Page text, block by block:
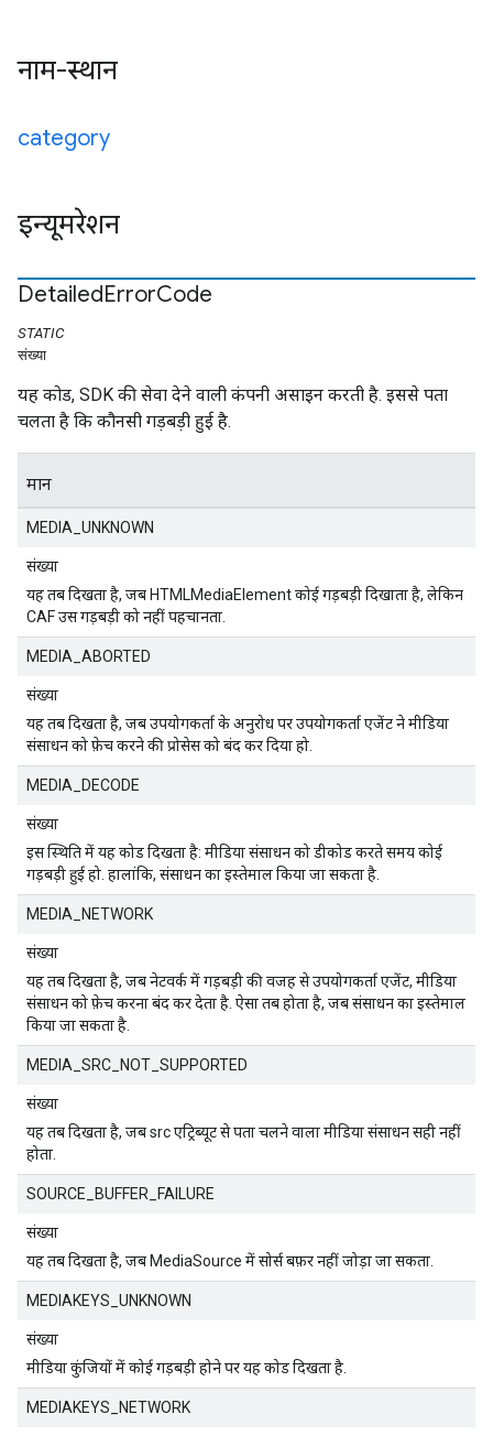
नाम-स्थान
category
इन्यूमरेशन
DetailedErrorCode
STATIC
संख्या
यह कोड, SDK की सेवा देने वाली कंपनी असाइन करती है. इससे पता
चलता है कि कौनसी गड़बड़ी हुई है.
मान
MEDIA_UNKNOWN
संख्या
यह तब दिखता है, जब HTMLMediaElement कोई गड़बड़ी दिखाता है, लेकिन
CAF उस गड़बड़ी को नहीं पहचानता.
MEDIA_ABORTED
संख्या
यह तब दिखता है, जब उपयोगकर्ता के अनुरोध पर उपयोगकर्ता एजेंट ने मीडिया
संसाधन को फ़ेच करने की प्रोसेस को बंद कर दिया हो.
MEDIA_DECODE
संख्या
इस स्थिति में यह कोड दिखता है: मीडिया संसाधन को डीकोड करते समय कोई
गड़बड़ी हुई हो. हालांकि, संसाधन का इस्तेमाल किया जा सकता है.
MEDIA_NETWORK
संख्या
यह तब दिखता है, जब नेटवर्क में गड़बड़ी की वजह से उपयोगकर्ता एजेंट, मीडिया
संसाधन को फ़ेच करना बंद कर देता है. ऐसा तब होता है, जब संसाधन का इस्तेमाल
किया जा सकता है.
MEDIA_SRC_NOT_SUPPORTED
संख्या
यह तब दिखता है, जब src एट्रिब्यूट से पता चलने वाला मीडिया संसाधन सही नहीं
होता.
SOURCE_BUFFER_FAILURE
संख्या
यह तब दिखता है, जब MediaSource में सोर्स बफ़र नहीं जोड़ा जा सकता.
MEDIAKEYS_UNKNOWN
संख्या
मीडिया कुंजियों में कोई गड़बड़ी होने पर यह कोड दिखता है.
MEDIAKEYS_NETWORK